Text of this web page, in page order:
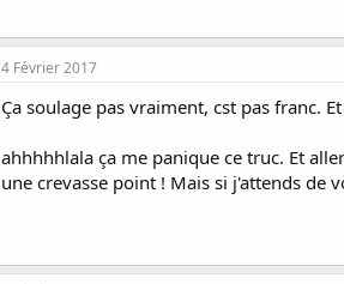
4 Février 2017
Ça soulage pas vraiment, cst pas franc.
ahhhhhlala ça me panique ce truc. Et
une crevasse point ! Mais si j'attends de